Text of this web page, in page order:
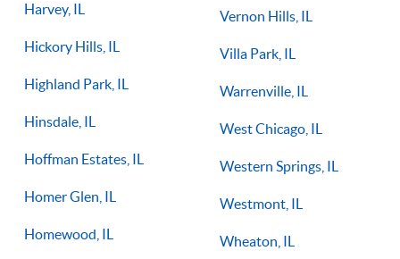
Harvey, IL
Hickory Hills, IL
Highland Park, IL
Hinsdale, IL
Hoffman Estates, IL
Homer Glen, IL
Homewood, IL
Vernon Hills, IL
Villa Park, IL
Warrenville, IL
West Chicago, IL
Western Springs, IL
Westmont, IL
Wheaton, IL